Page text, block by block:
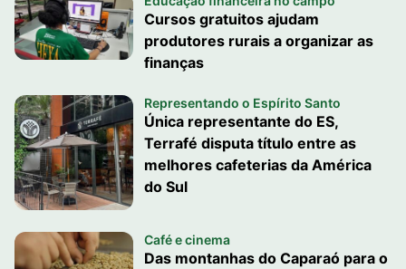
Cursos gratuitos ajudam
produtores rurais a organizar as
finanças
Representando o Espírito Santo
Única representante do ES,
Terrafé disputa título entre as
melhores cafeterias da América
do Sul
Café e cinema
Das montanhas do Caparaó para o